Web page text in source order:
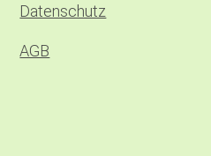
Datenschutz
AGB